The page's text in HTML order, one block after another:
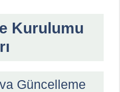
Kurulumu
Güncelleme